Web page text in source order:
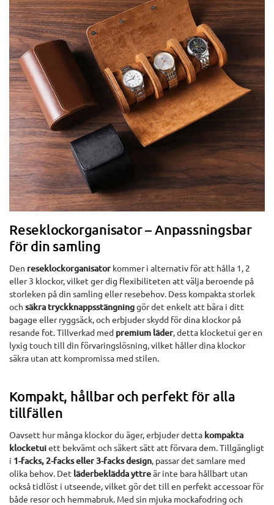
Reseklockorganisator – Anpassningsbar
för din samling
Den reseklockorganisator kommer i alternativ för att hålla 1, 2
eller 3 klockor, vilket ger dig flexibiliteten att välja beroende på
storleken på din samling eller resebehov. Dess kompakta storlek
och säkra tryckknappsstängninggör det enkelt att bära i ditt
bagage eller ryggsäck, och erbjuder skydd för dina klockor på
resande fot. Tillverkad med premium läder, detta klocketui ger en
lyxig touch till din förvaringslösning, vilket håller dina klockor
säkra utan att kompromissa med stilen.
Kompakt, hållbar och perfekt för alla
tillfällen
Oavsett hur många klockor du äger, erbjuder detta kompakta
klocketuiett bekvämt och säkert sätt att förvara dem. Tillgängligt
i 1-facks, 2-facks eller 3-facks design, passar det samlare med
olika behov. Det läderbeklädda yttreär inte bara hållbart utan
också tidlöst i utseende, vilket gör det till en perfekt accessoar för
både resor och hemmabruk. Med sin mjuka mockafodring och